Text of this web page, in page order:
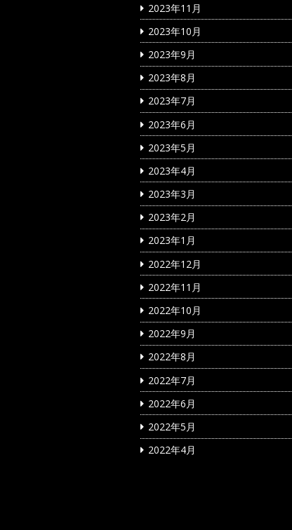
2023年11月
2023年10月
2023年9月
2023年8月
2023年7月
2023年6月
2023年5月
2023年4月
2023年3月
2023年2月
2023年1月
2022年12月
2022年11月
2022年10月
2022年9月
2022年8月
2022年7月
2022年6月
2022年5月
2022年4月